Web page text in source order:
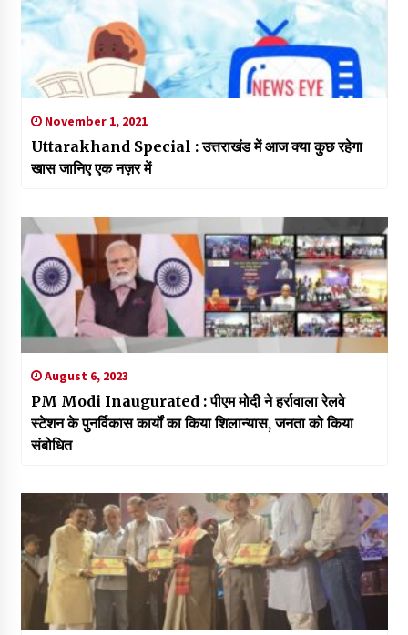
November 1, 2021
Uttarakhand Special : उत्तराखंड में आज क्या कुछ रहेगा
खास जानिए एक नज़र में
August 6, 2023
PM Modi Inaugurated : पीएम मोदी ने हर्रावाला रेलवे
स्टेशन के पुनर्विकास कार्यों का किया शिलान्यास, जनता को किया
संबोधित